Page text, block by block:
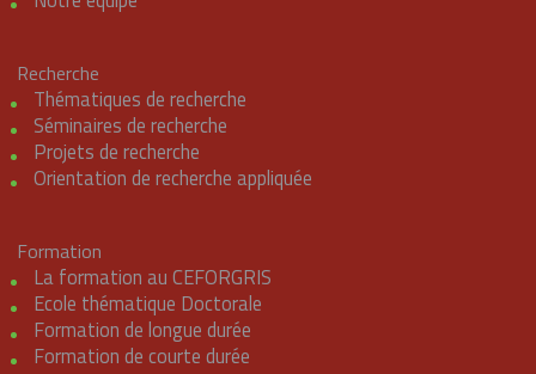
Recherche
Thématiques de recherche
Séminaires de recherche
Projets de recherche
Orientation de recherche appliquée
Formation
La formation au CEFORGRIS
Ecole thématique Doctorale
Formation de longue durée
Formation de courte durée